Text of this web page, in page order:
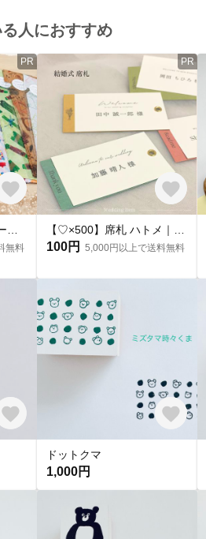
人におすすめ
PR
無料
PR
100円 5,000円以上で送料無料
ドットクマ
1,000円